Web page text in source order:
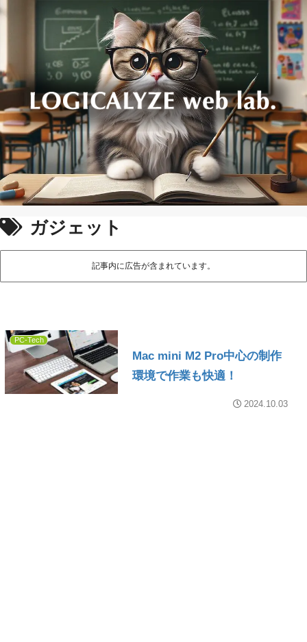
ガジェット
記事内に広告が含まれています。
PC-Tech
Mac mini M2 Pro中心の制作
環境で作業も快適！
2024.10.03